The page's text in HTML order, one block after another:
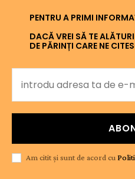
PENTRU A PRIMI
DACĂ VREI SĂ TE
DE PĂRINȚI CARE NE
Am citit și sunt de acord cu